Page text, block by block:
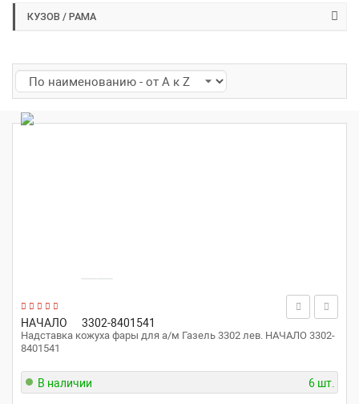
КУЗОВ / РАМА
НАЧАЛО 3302-8401541
Надставка кожуха фары для а/м Газель 3302 лев. НАЧАЛО 3302-
8401541
В наличии 6 шт.